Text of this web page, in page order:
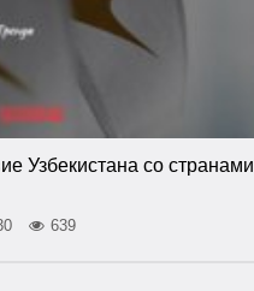
Узбекистана со странами
639